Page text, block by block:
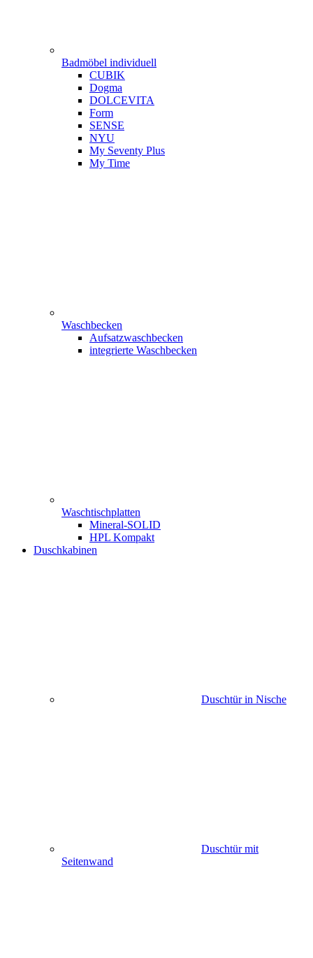
Badmöbel individuell
CUBIK
Dogma
DOLCEVITA
Form
SENSE
NYU
My Seventy Plus
My Time
Waschbecken
Aufsatzwaschbecken
integrierte Waschbecken
Waschtischplatten
Mineral-SOLID
HPL Kompakt
Duschkabinen
Duschtür in Nische
Duschtür mit
Seitenwand